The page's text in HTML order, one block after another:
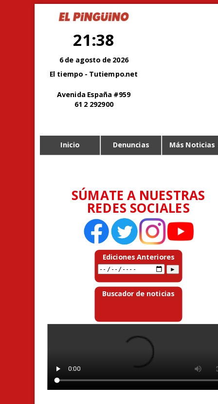
21:38
6 de agosto de 2026
El tiempo - Tutiempo.net
Avenida España #959
61 2 292900
Inicio Denuncias Más Noticias
SÚMATE A NUESTRAS
REDES SOCIALES
Ediciones Anteriores
Buscador de noticias